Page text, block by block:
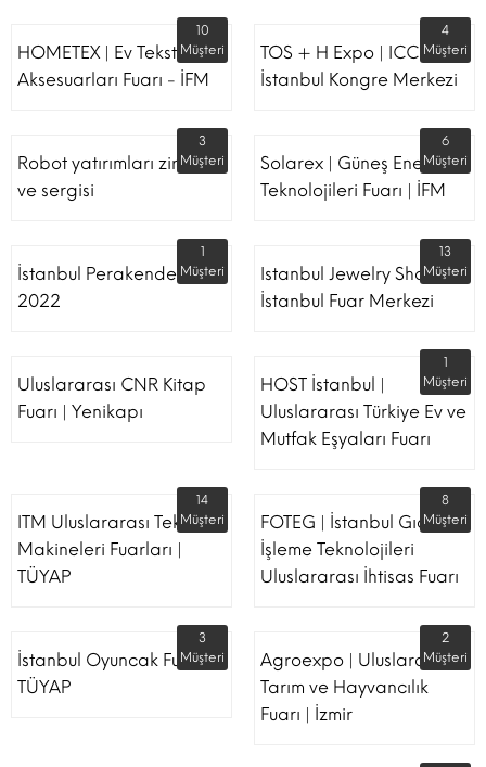
HOMETEX | Ev Tekstili Ve
Aksesuarları Fuarı - İFM
10
Müşteri
TOS + H Expo | ICC -
İstanbul Kongre Merkezi
4
Müşteri
Robot yatırımları zirvesi
ve sergisi
3
Müşteri
Solarex | Güneş Enerjisi &
Teknolojileri Fuarı | İFM
6
Müşteri
İstanbul Perakende Fuarı
2022
1
Müşteri
Istanbul Jewelry Show |
İstanbul Fuar Merkezi
13
Müşteri
Uluslararası CNR Kitap
Fuarı | Yenikapı
HOST İstanbul |
Uluslararası Türkiye Ev ve
Mutfak Eşyaları Fuarı
1
Müşteri
ITM Uluslararası Tekstil
Makineleri Fuarları |
TÜYAP
14
Müşteri
FOTEG | İstanbul Gıda
İşleme Teknolojileri
Uluslararası İhtisas Fuarı
8
Müşteri
İstanbul Oyuncak Fuarı -
TÜYAP
3
Müşteri
Agroexpo | Uluslararası
Tarım ve Hayvancılık
Fuarı | İzmir
2
Müşteri